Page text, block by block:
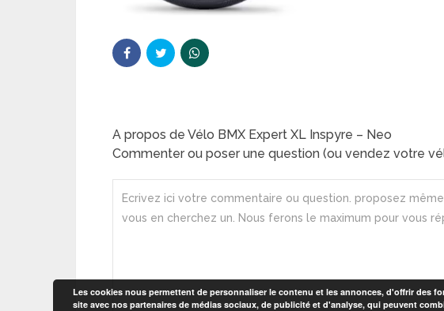
A propos de Vélo BMX Expert XL Inspyre – Neo
Commenter ou poser une question (ou vendez votre
Les cookies nous permettent de personnaliser le contenu et les annonces, d'offrir des
site avec nos partenaires de médias sociaux, de publicité et d'analyse, qui peuvent